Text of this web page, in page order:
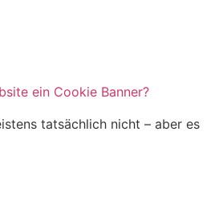
ein Cookie Banner?
tatsächlich nicht – aber es